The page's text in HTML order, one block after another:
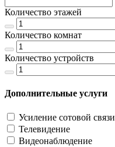
Количество этажей
Количество комнат
Количество устройств
Дополнительные услуги
Усиление сотовой связи
Телевидение
Видеонаблюдение